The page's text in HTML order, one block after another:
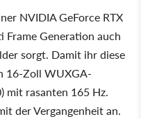
NVIDIA GeForce RTX
Frame Generation auch
sorgt. Damit ihr diese
16-Zoll WUXGA-
mit rasanten 165 Hz.
der Vergangenheit an.